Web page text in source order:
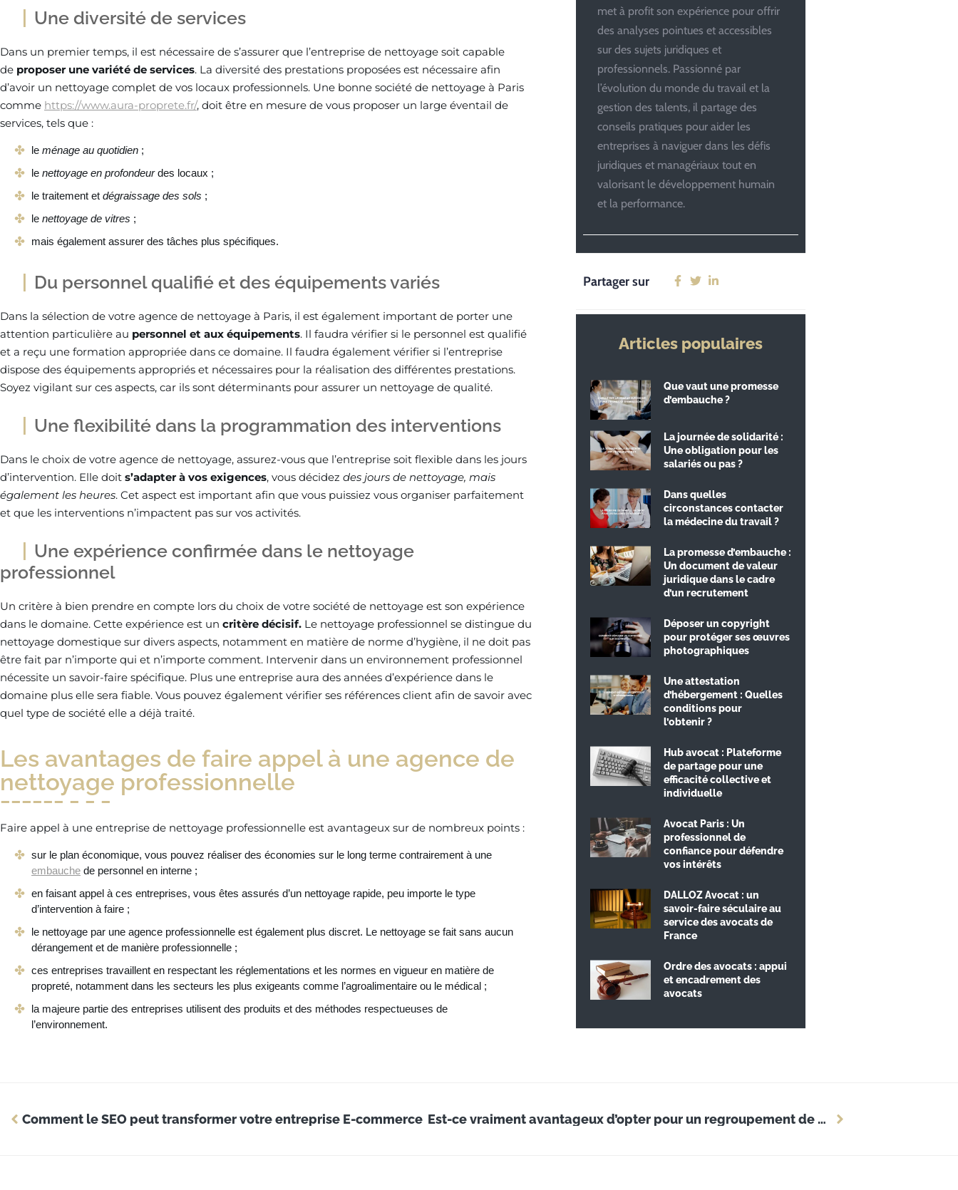
Une diversité de services
Dans un premier temps, il est nécessaire de s’assurer que l’entreprise de nettoyage soit capable
de proposer une variété de services. La diversité des prestations proposées est nécessaire afin
d’avoir un nettoyage complet de vos locaux professionnels. Une bonne société de nettoyage à Paris
comme https://www.aura-proprete.fr/, doit être en mesure de vous proposer un large éventail de
services, tels que :
le ménage au quotidien ;
le nettoyage en profondeurdes locaux ;
le traitement et dégraissage des sols ;
le nettoyage de vitres ;
mais également assurer des tâches plus spécifiques.
Du personnel qualifié et des équipements variés
Dans la sélection de votre agence de nettoyage à Paris, il est également important de porter une
attention particulière au personnel et aux équipements. Il faudra vérifier si le personnel est qualifié
et a reçu une formation appropriée dans ce domaine. Il faudra également vérifier si l’entreprise
dispose des équipements appropriés et nécessaires pour la réalisation des différentes prestations.
Soyez vigilant sur ces aspects, car ils sont déterminants pour assurer un nettoyage de qualité.
Une flexibilité dans la programmation des interventions
Dans le choix de votre agence de nettoyage, assurez-vous que l’entreprise soit flexible dans les jours
d’intervention. Elle doit s’adapter à vos exigences, vous décidez des jours de nettoyage, mais
également les heures. Cet aspect est important afin que vous puissiez vous organiser parfaitement
et que les interventions n’impactent pas sur vos activités.
Une expérience confirmée dans le nettoyage
professionnel
Un critère à bien prendre en compte lors du choix de votre société de nettoyage est son expérience
dans le domaine. Cette expérience est un critère décisif. Le nettoyage professionnel se distingue du
nettoyage domestique sur divers aspects, notamment en matière de norme d’hygiène, il ne doit pas
être fait par n’importe qui et n’importe comment. Intervenir dans un environnement professionnel
nécessite un savoir-faire spécifique. Plus une entreprise aura des années d’expérience dans le
domaine plus elle sera fiable. Vous pouvez également vérifier ses références client afin de savoir avec
quel type de société elle a déjà traité.
Les avantages de faire appel à une agence de
nettoyage professionnelle
Faire appel à une entreprise de nettoyage professionnelle est avantageux sur de nombreux points :
sur le plan économique, vous pouvez réaliser des économies sur le long terme contrairement à une
embauche de personnel en interne ;
en faisant appel à ces entreprises, vous êtes assurés d’un nettoyage rapide, peu importe le type
d’intervention à faire ;
le nettoyage par une agence professionnelle est également plus discret. Le nettoyage se fait sans aucun
dérangement et de manière professionnelle ;
ces entreprises travaillent en respectant les réglementations et les normes en vigueur en matière de
propreté, notamment dans les secteurs les plus exigeants comme l’agroalimentaire ou le médical ;
la majeure partie des entreprises utilisent des produits et des méthodes respectueuses de
l’environnement.
met à profit son expérience pour offrir
des analyses pointues et accessibles
sur des sujets juridiques et
professionnels. Passionné par
l’évolution du monde du travail et la
gestion des talents, il partage des
conseils pratiques pour aider les
entreprises à naviguer dans les défis
juridiques et managériaux tout en
valorisant le développement humain
et la performance.
Partager sur
Articles populaires
Que vaut une promesse
d’embauche ?
La journée de solidarité :
Une obligation pour les
salariés ou pas ?
Dans quelles
circonstances contacter
la médecine du travail ?
La promesse d’embauche :
Un document de valeur
juridique dans le cadre
d’un recrutement
Déposer un copyright
pour protéger ses œuvres
photographiques
Une attestation
d’hébergement : Quelles
conditions pour
l’obtenir ?
Hub avocat : Plateforme
de partage pour une
efficacité collective et
individuelle
Avocat Paris : Un
professionnel de
confiance pour défendre
vos intérêts
DALLOZ Avocat : un
savoir-faire séculaire au
service des avocats de
France
Ordre des avocats : appui
et encadrement des
avocats
Comment le SEO peut transformer votre entreprise E-commerce Est-ce vraiment avantageux d’opter pour un regroupement de crédits en 2024 ?